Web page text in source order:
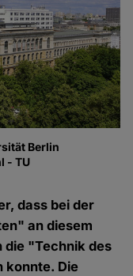
Berlin
- TU
dass bei der
an diesem
die "Technik des
konnte. Die